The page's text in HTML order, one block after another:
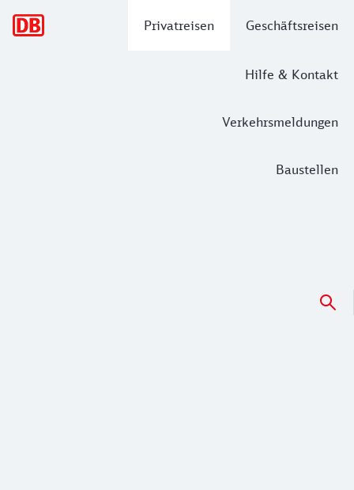
Privatreisen Geschäftsreisen
Hilfe & Kontakt
Verkehrsmeldungen
Baustellen